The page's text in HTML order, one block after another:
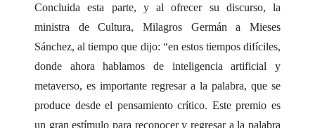
Concluida esta parte, y al ofrecer su discurso, la
ministra de Cultura, Milagros Germán a Mieses
Sánchez, al tiempo que dijo: “en estos tiempos difíciles,
donde ahora hablamos de inteligencia artificial y
metaverso, es importante regresar a la palabra, que se
produce desde el pensamiento crítico. Este premio es
un gran estímulo para reconocer y regresar a la palabra